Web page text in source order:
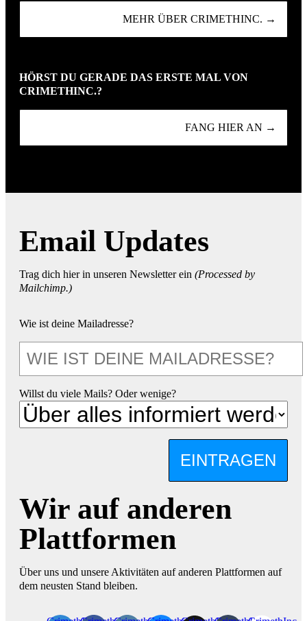
MEHR ÜBER CRIMETHINC. →
HÖRST DU GERADE DAS ERSTE MAL VON
CRIMETHINC.?
FANG HIER AN →
Email Updates
Trag dich hier in unseren Newsletter ein (Processed by
Mailchimp.)
Wie ist deine Mailadresse?
Willst du viele Mails? Oder wenige?
EINTRAGEN
Wir auf anderen
Plattformen
Über uns und unsere Aktivitäten auf anderen Plattformen auf
dem neusten Stand bleiben.